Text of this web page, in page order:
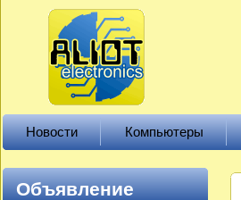
Новости Компьютеры
Объявление